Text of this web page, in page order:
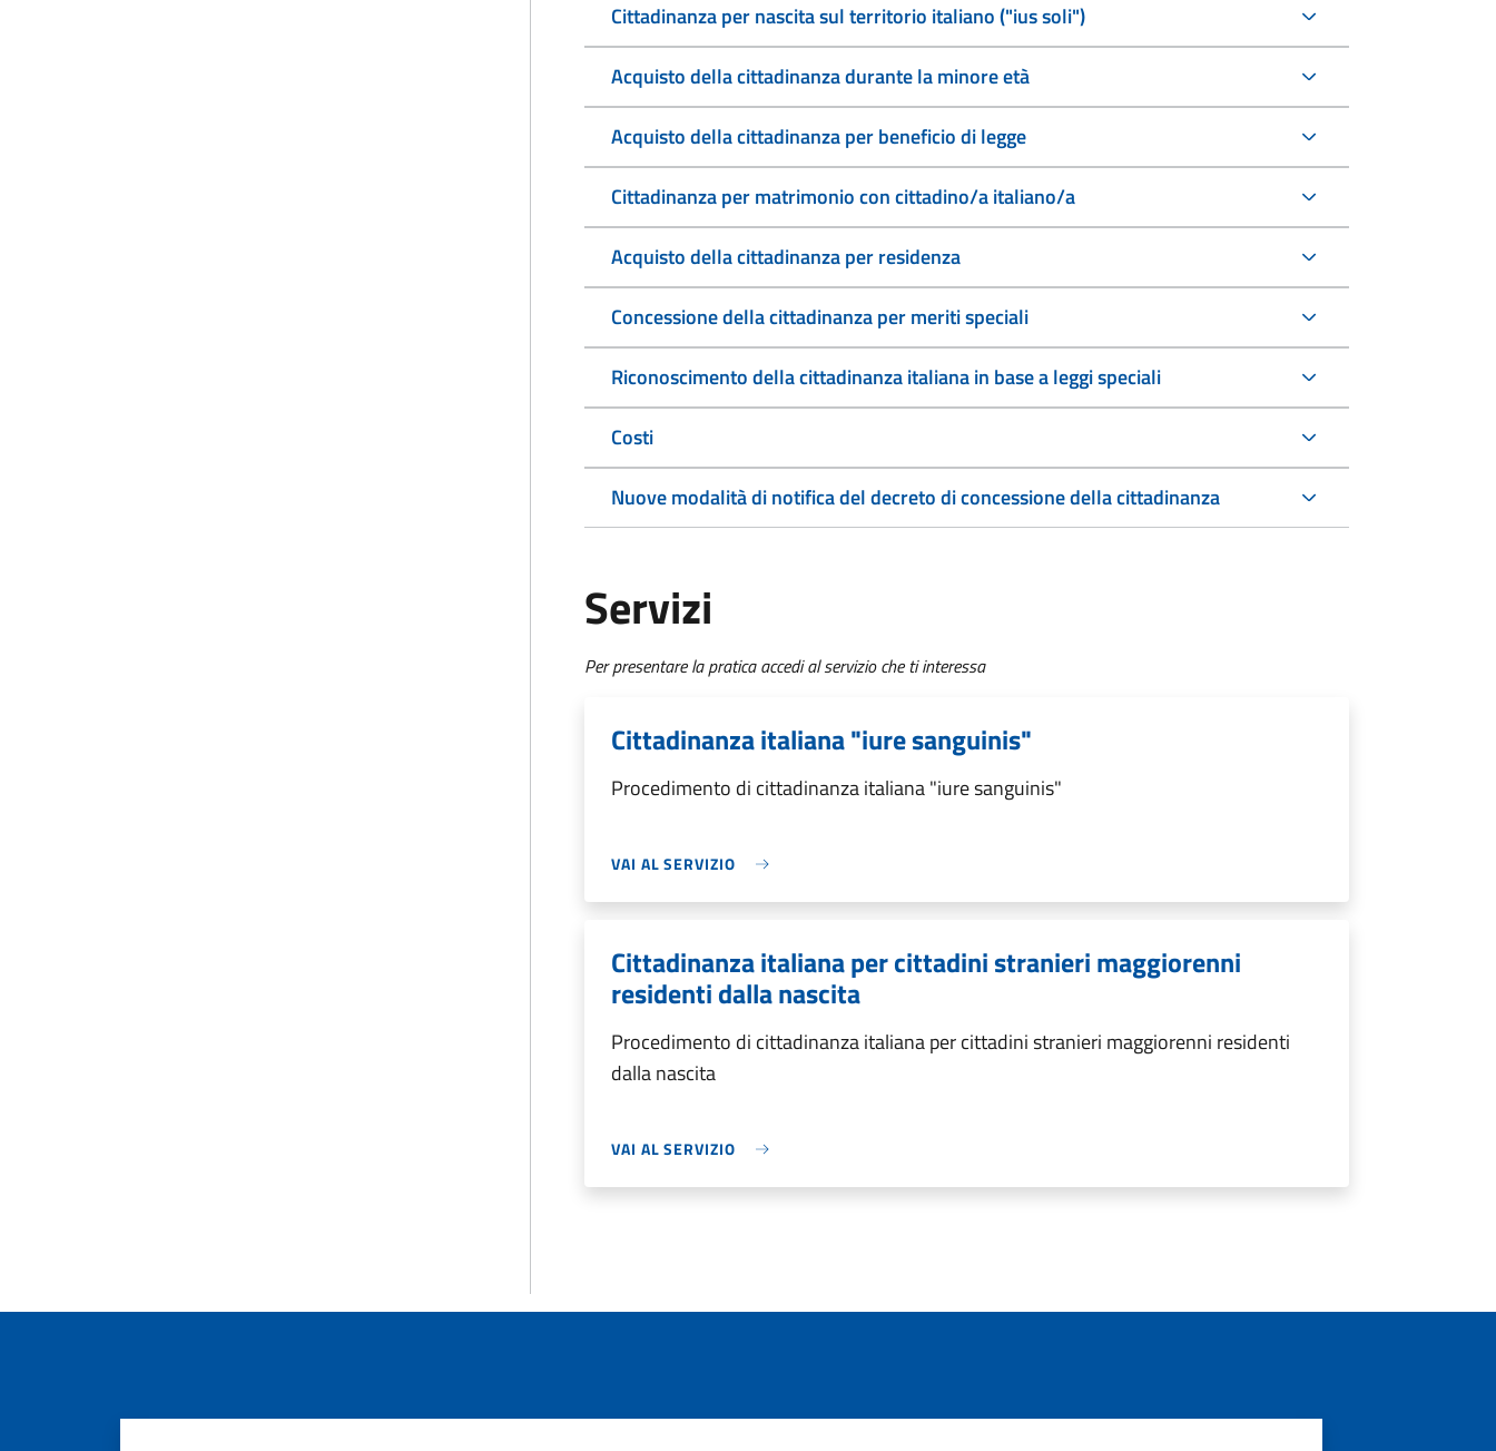
Cittadinanza per nascita sul territorio italiano ("ius soli")
Acquisto della cittadinanza durante la minore età
Acquisto della cittadinanza per beneficio di legge
Cittadinanza per matrimonio con cittadino/a italiano/a
Acquisto della cittadinanza per residenza
Concessione della cittadinanza per meriti speciali
Riconoscimento della cittadinanza italiana in base a leggi speciali
Costi
Nuove modalità di notifica del decreto di concessione della cittadinanza
Servizi
Per presentare la pratica accedi al servizio che ti interessa
Cittadinanza italiana "iure sanguinis"
Procedimento di cittadinanza italiana "iure sanguinis"
VAI AL SERVIZIO
Cittadinanza italiana per cittadini stranieri maggiorenni
residenti dalla nascita
Procedimento di cittadinanza italiana per cittadini stranieri maggiorenni residenti
dalla nascita
VAI AL SERVIZIO